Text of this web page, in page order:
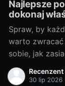
Najlepsze
dokonaj
Spraw, by
warto zwracać
sobie, jak
z troską i
sztućce są
Recenzent
30 lip 2026